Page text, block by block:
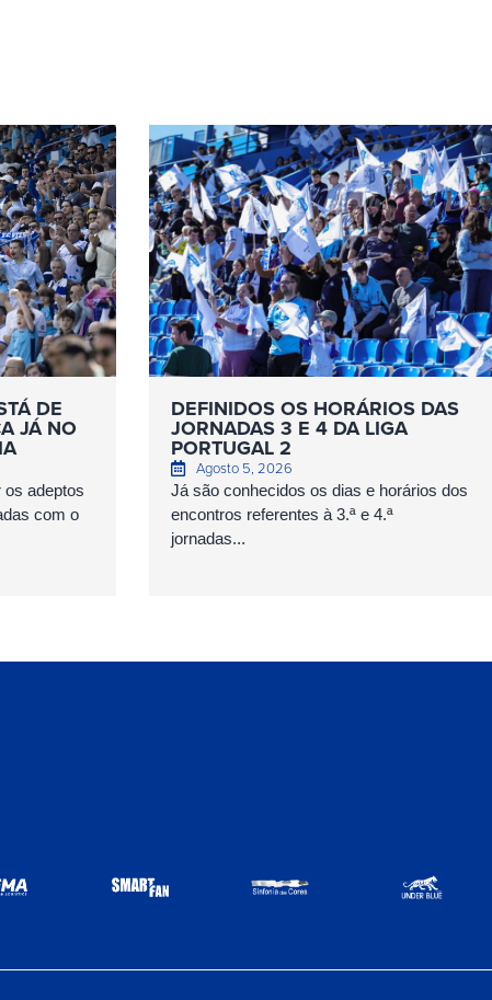
DE
JÁ NO
os adeptos
com o
DEFINIDOS OS HORÁRIOS DAS
JORNADAS 3 E 4 DA LIGA
PORTUGAL 2
Agosto 5, 2026
Já são conhecidos os dias e horários dos
encontros referentes à 3.ª e 4.ª
jornadas...